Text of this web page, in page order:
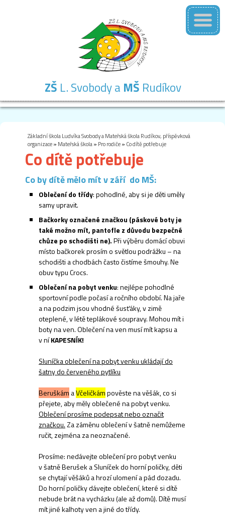
ZŠ L. Svobody a MŠ Rudíkov
Základní škola Ludvíka Svobody a Mateřská škola Rudíkov, příspěvková
organizace» Mateřská škola» Pro rodiče» Co dítě potřebuje
Co dítě potřebuje
Co by dítě mělo mít v září do MŠ:
Oblečení do třídy: pohodlné, aby si je děti uměly
samy upravit.
Bačkorky označené značkou (páskové boty je
také možno mít, pantofle z důvodu bezpečné
chůze po schodišti ne).Při výběru domácí obuvi
místo bačkorek prosím o světlou podrážku – na
schodišti a chodbách často čistíme šmouhy. Ne
obuv typu Crocs.
Oblečení na pobyt venku: nejlépe pohodlné
sportovní podle počasí a ročního období. Na jaře
a na podzim jsou vhodné šusťáky, v zimě
oteplené, v létě teplákové soupravy. Mohou mít i
boty na ven. Oblečení na ven musí mít kapsu a
v níKAPESNÍK!
Sluníčka oblečení na pobyt venkuukládají do
šatny do červeného pytlíku
Beruškám aVčeličkámpověste na věšák, co si
přejete, aby měly oblečené na pobyt venku.
Oblečení prosíme podepsat nebo označit
značkou.Za záměnu oblečení v šatně nemůžeme
ručit, zejména za neoznačené.
Prosíme: nedávejte oblečení pro pobyt venku
v šatně Berušek a Sluníček do horní poličky, děti
se chytají věšáků a hrozí ulomení a pád dozadu.
Do horní poličky dávejte oblečení, které si dítě
nebude brát na vycházku (ale až domů). Dítě musí
mít jiné kalhoty ven a jiné do třídy.